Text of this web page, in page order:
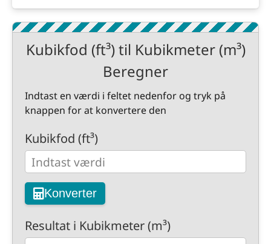
Kubikfod (ft³) til Kubikmeter (m³)
Beregner
Indtast en værdi i feltet nedenfor og tryk på
knappen for at konvertere den
Kubikfod (ft³)
Konverter
Resultat i Kubikmeter (m³)